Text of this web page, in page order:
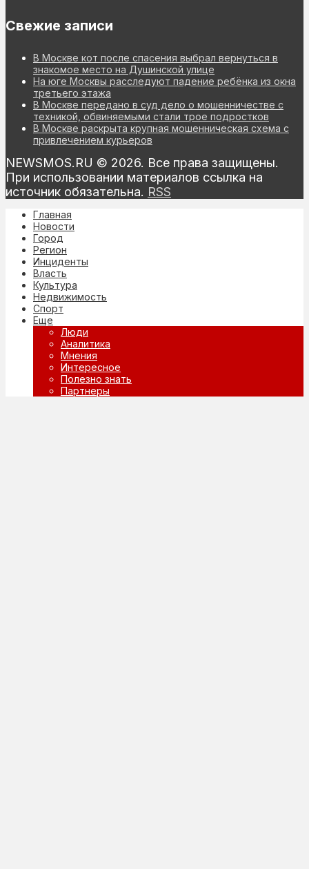
Свежие записи
В Москве кот после спасения выбрал вернуться в
знакомое место на Душинской улице
На юге Москвы расследуют падение ребёнка из окна
третьего этажа
В Москве передано в суд дело о мошенничестве с
техникой, обвиняемыми стали трое подростков
В Москве раскрыта крупная мошенническая схема с
привлечением курьеров
NEWSMOS.RU © 2026. Все права защищены.
При использовании материалов ссылка на
источник обязательна. RSS
Главная
Новости
Город
Регион
Инциденты
Власть
Культура
Недвижимость
Спорт
Еще
Люди
Аналитика
Мнения
Интересное
Полезно знать
Партнеры